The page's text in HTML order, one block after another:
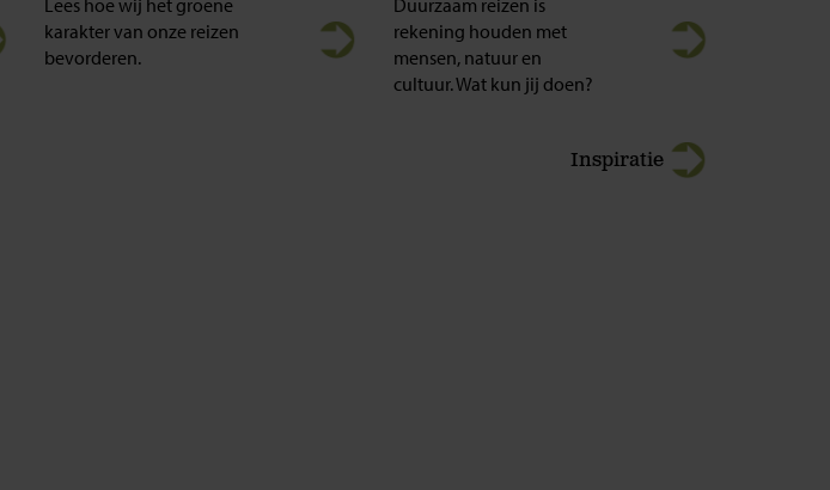
karakter van onze reizen
bevorderen.
rekening houden met
mensen, natuur en
cultuur. Wat kun jij doen?
Inspiratie